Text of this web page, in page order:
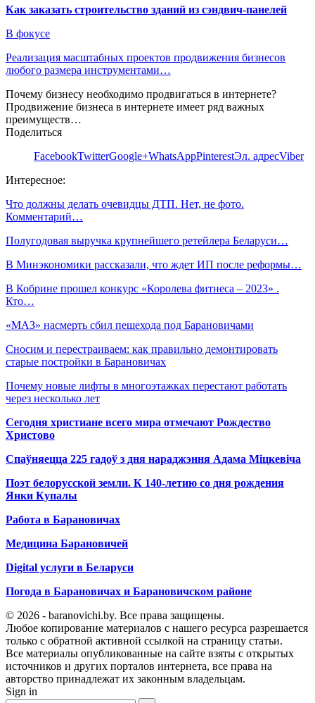
Как заказать строительство зданий из сэндвич-панелей
В фокусе
Реализация масштабных проектов продвижения бизнесов
любого размера инструментами…
Почему бизнесу необходимо продвигаться в интернете?
Продвижение бизнеса в интернете имеет ряд важных
преимуществ…
Поделиться
FacebookTwitterGoogle+WhatsAppPinterestЭл. адресViber
Интересное:
Что должны делать очевидцы ДТП. Нет, не фото.
Комментарий…
Полугодовая выручка крупнейшего ретейлера Беларуси…
В Минэкономики рассказали, что ждет ИП после реформы…
В Кобрине прошел конкурс «Королева фитнеса – 2023» .
Кто…
«МАЗ» насмерть сбил пешехода под Барановичами
Сносим и перестраиваем: как правильно демонтировать
старые постройки в Барановичах
Почему новые лифты в многоэтажках перестают работать
через несколько лет
Сегодня христиане всего мира отмечают Рождество
Христово
Спаўняецца 225 гадоў з дня нараджэння Адама Міцкевіча
Поэт белорусской земли. К 140-летию со дня рождения
Янки Купалы
Работа в Барановичах
Медицина Барановичей
Digital услуги в Беларуси
Погода в Барановичах и Барановичском районе
© 2026 - baranovichi.by. Все права защищены.
Любое копирование материалов с нашего ресурса разрешается
только с обратной активной ссылкой на страницу статьи.
Все материалы опубликованные на сайте взяты с открытых
источников и других порталов интернета, все права на
авторство принадлежат их законным владельцам.
Sign in